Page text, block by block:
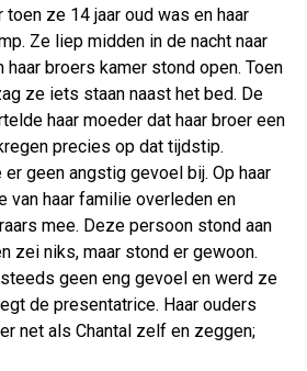
ze 14 jaar oud was en haar
Ze liep midden in de nacht naar
haar broers kamer stond open. Toen
ze iets staan naast het bed. De
haar moeder dat haar broer een
precies op dat tijdstip.
geen angstig gevoel bij. Op haar
van haar familie overleden en
mee. Deze persoon stond aan
zei niks, maar stond er gewoon.
geen eng gevoel en werd ze
de presentatrice. Haar ouders
net als Chantal zelf en zeggen;